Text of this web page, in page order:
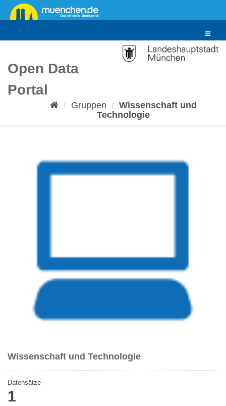
Überspringen
zum
Toggle
Open Data
Portal
Gruppen
Wissenschaft und
Technologie
Wissenschaft und Technologie
Datensätze
1